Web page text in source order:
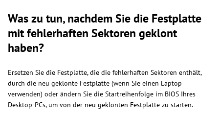
Was zu tun, nachdem Sie die Festplatte
mit fehlerhaften Sektoren geklont
haben?
Ersetzen Sie die Festplatte, die die fehlerhaften Sektoren enthält,
durch die neu geklonte Festplatte (wenn Sie einen Laptop
verwenden) oder ändern Sie die Startreihenfolge im BIOS Ihres
Desktop-PCs, um von der neu geklonten Festplatte zu starten.